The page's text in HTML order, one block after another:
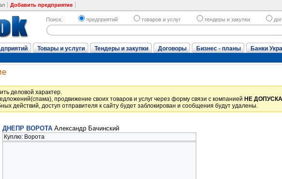
Добавить предприятие
Поиск: предприятий товаров и услуг тендеры и закупки
Товары и услуги Тендеры и закупки Договоры Бизнес - планы Банки
деловой характер.
продвижение своих товаров и услуг через форму связи с компанией НЕ
действий, доступ отправителя к сайту будет заблокирован и сообщения будут удалены.
ДНЕПР ВОРОТА Александр Бачинский